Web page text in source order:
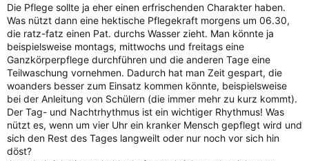
Die Pflege sollte ja eher einen erfrischenden Charakter haben.
Was nützt dann eine hektische Pflegekraft morgens um 06.30,
die ratz-fatz einen Pat. durchs Wasser zieht. Man könnte ja
beispielsweise montags, mittwochs und freitags eine
Ganzkörperpflege durchführen und die anderen Tage eine
Teilwaschung vornehmen. Dadurch hat man Zeit gespart, die
woanders besser zum Einsatz kommen könnte, beispielsweise
bei der Anleitung von Schülern (die immer mehr zu kurz kommt).
Der Tag- und Nachtrhythmus ist ein wichtiger Rhythmus! Was
nützt es, wenn um vier Uhr ein kranker Mensch gepflegt wird und
sich den Rest des Tages langweilt oder nur noch vor sich hin
döst?